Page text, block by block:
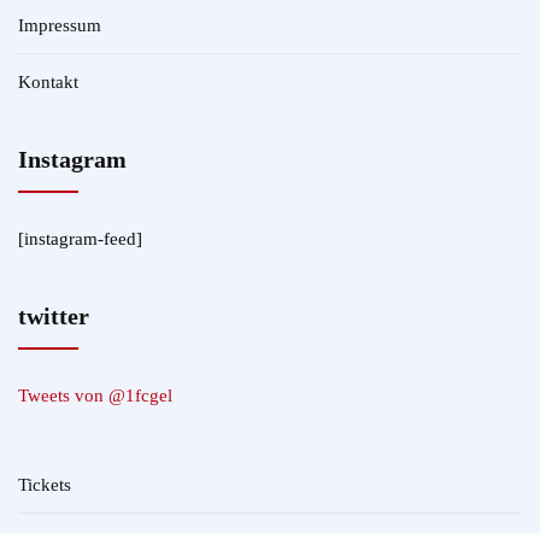
Impressum
Kontakt
Instagram
[instagram-feed]
twitter
Tweets von @1fcgel
Tickets